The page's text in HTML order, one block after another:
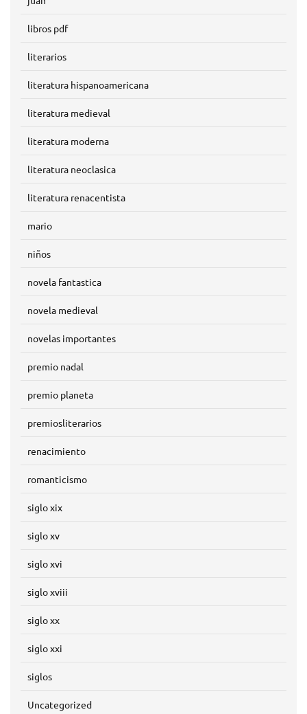
libros pdf
literarios
literatura hispanoamericana
literatura medieval
literatura moderna
literatura neoclasica
literatura renacentista
mario
niños
novela fantastica
novela medieval
novelas importantes
premio nadal
premio planeta
premiosliterarios
renacimiento
romanticismo
siglo xix
siglo xv
siglo xvi
siglo xviii
siglo xx
siglo xxi
siglos
Uncategorized